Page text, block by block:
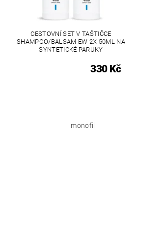
CESTOVNÍ SET V TAŠTIČCE
SHAMPOO/BALSAM EW 2X 50ML NA
SYNTETICKÉ PARUKY
330 Kč
monofil